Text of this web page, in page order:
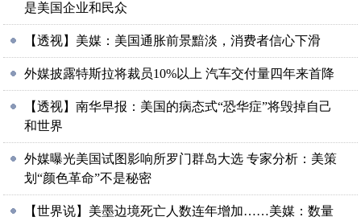
是美国企业和民众
【透视】美媒：美国通胀前景黯淡，消费者信心下滑
外媒披露特斯拉将裁员10%以上 汽车交付量四年来首降
【透视】南华早报：美国的病态式“恐华症”将毁掉自己
和世界
外媒曝光美国试图影响所罗门群岛大选 专家分析：美策
划“颜色革命”不是秘密
【世界说】美墨边境死亡人数连年增加……美媒：数量